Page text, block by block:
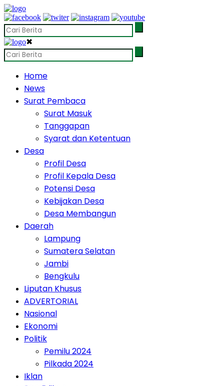
✖
Home
News
Surat Pembaca
Surat Masuk
Tanggapan
Syarat dan Ketentuan
Desa
Profil Desa
Profil Kepala Desa
Potensi Desa
Kebijakan Desa
Desa Membangun
Daerah
Lampung
Sumatera Selatan
Jambi
Bengkulu
Liputan Khusus
ADVERTORIAL
Nasional
Ekonomi
Politik
Pemilu 2024
Pilkada 2024
Iklan